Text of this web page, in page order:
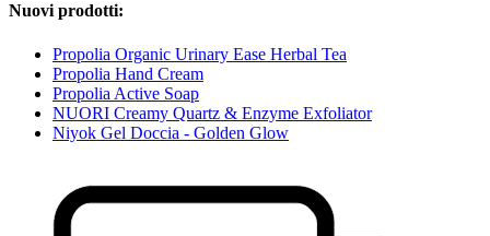
Nuovi prodotti:
Propolia Organic Urinary Ease Herbal Tea
Propolia Hand Cream
Propolia Active Soap
NUORI Creamy Quartz & Enzyme Exfoliator
Niyok Gel Doccia - Golden Glow